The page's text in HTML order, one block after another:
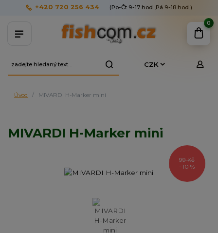
CZK
+420 720 256 434 (Po-Čt 9-17 hod.,Pá 9-18 hod.)
0
Úvod MIVARDI H-Marker mini
MIVARDI H-Marker mini
99 Kč
- 10 %